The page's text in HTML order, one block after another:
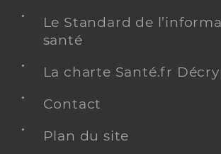
Le Standard de
santé
La charte Santé.fr
Contact
Plan du site